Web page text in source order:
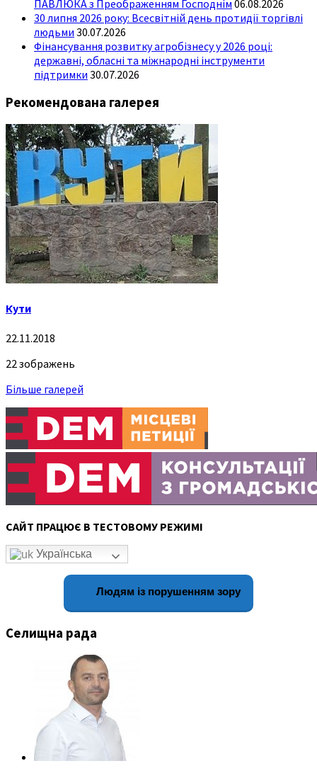
ПАВЛЮКА з Преображенням Господнім 06.08.2026
30 липня 2026 року: Всесвітній день протидії торгівлі
людьми 30.07.2026
Фінансування розвитку агробізнесу у 2026 році:
державні, обласні та міжнародні інструменти
підтримки 30.07.2026
Рекомендована галерея
Кути
22.11.2018
22 зображень
Більше галерей
САЙТ ПРАЦЮЄ В ТЕСТОВОМУ РЕЖИМІ
Українська
Людям із порушенням зору
Селищна рада